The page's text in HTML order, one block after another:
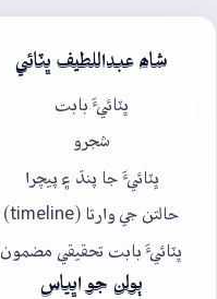
شاھ عبداللطيف ڀٽائي
ڀٽائيءَ بابت
شجرو
ڀٽائيءَ جا پنڌ ۽ پيچرا
حالتن جي وارتا (timeline)
ڀٽائيءَ بابت تحقيقي مضمون
ٻولن جو اڀياس